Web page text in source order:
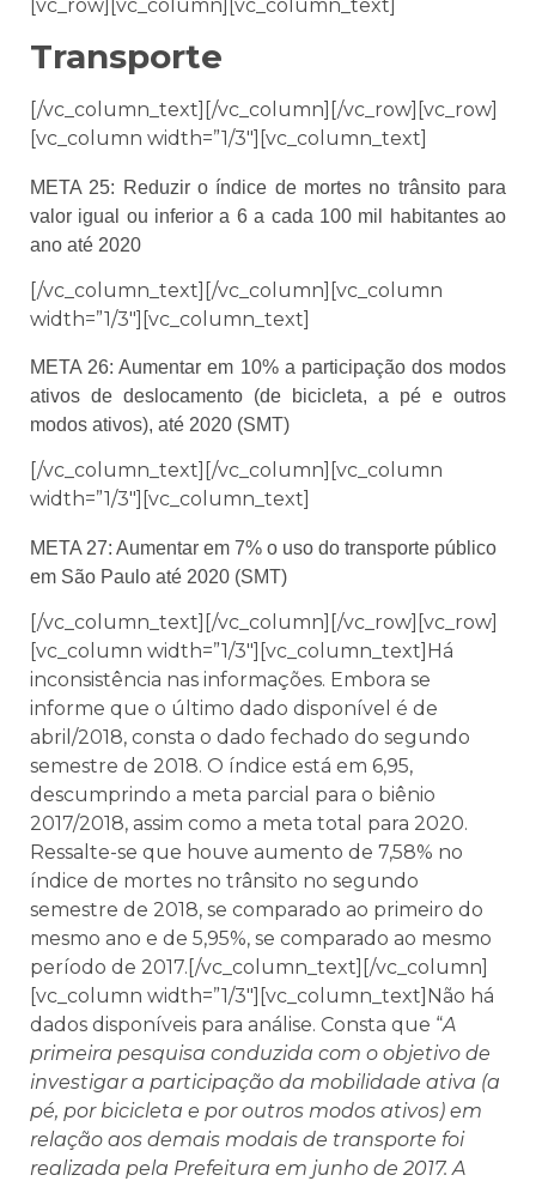
[vc_row][vc_column][vc_column_text]
Transporte
[/vc_column_text][/vc_column][/vc_row][vc_row]
[vc_column width=”1/3″][vc_column_text]
META 25: Reduzir o índice de mortes no trânsito para
valor igual ou inferior a 6 a cada 100 mil habitantes ao
ano até 2020
[/vc_column_text][/vc_column][vc_column
width=”1/3″][vc_column_text]
META 26: Aumentar em 10% a participação dos modos
ativos de deslocamento (de bicicleta, a pé e outros
modos ativos), até 2020 (SMT)
[/vc_column_text][/vc_column][vc_column
width=”1/3″][vc_column_text]
META 27: Aumentar em 7% o uso do transporte público
em São Paulo até 2020 (SMT)
[/vc_column_text][/vc_column][/vc_row][vc_row]
[vc_column width=”1/3″][vc_column_text]Há
inconsistência nas informações. Embora se
informe que o último dado disponível é de
abril/2018, consta o dado fechado do segundo
semestre de 2018. O índice está em 6,95,
descumprindo a meta parcial para o biênio
2017/2018, assim como a meta total para 2020.
Ressalte-se que houve aumento de 7,58% no
índice de mortes no trânsito no segundo
semestre de 2018, se comparado ao primeiro do
mesmo ano e de 5,95%, se comparado ao mesmo
período de 2017.[/vc_column_text][/vc_column]
[vc_column width=”1/3″][vc_column_text]Não há
dados disponíveis para análise. Consta que “A
primeira pesquisa conduzida com o objetivo de
investigar a participação da mobilidade ativa (a
pé, por bicicleta e por outros modos ativos) em
relação aos demais modais de transporte foi
realizada pela Prefeitura em junho de 2017. A